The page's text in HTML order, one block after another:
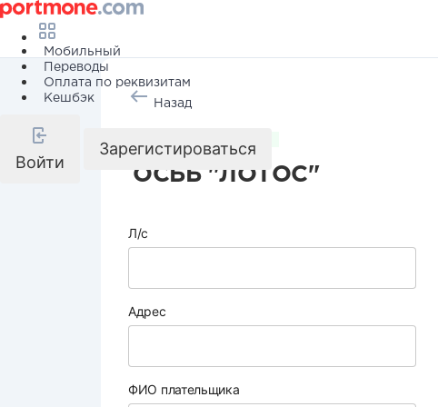
Мобильный
Переводы
Оплата по реквизитам
Кешбэк
Войти
Зарегистироваться
Назад
ОСББ "ЛОТОС"
Л/с
Адрес
ФИО плательщика